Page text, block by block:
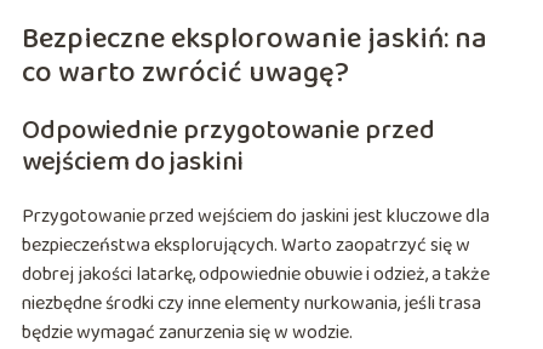
Bezpieczne eksplorowanie jaskiń: na
co warto zwrócić uwagę?
Odpowiednie przygotowanie przed
wejściem do jaskini
Przygotowanie przed wejściem do jaskini jest kluczowe dla
bezpieczeństwa eksplorujących. Warto zaopatrzyć się w
dobrej jakości latarkę, odpowiednie obuwie i odzież, a także
niezbędne środki czy inne elementy nurkowania, jeśli trasa
będzie wymagać zanurzenia się w wodzie.